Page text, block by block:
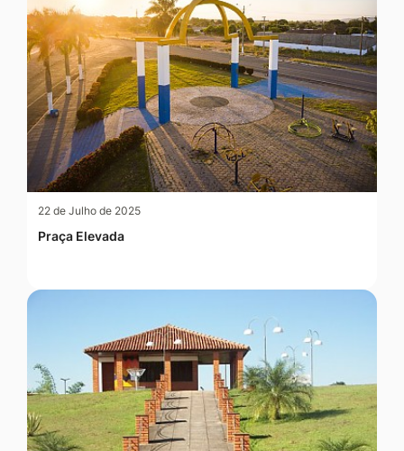
22 de Julho de 2025
Praça Elevada